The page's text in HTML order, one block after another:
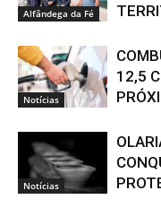
Alfândega da Fé
Notícias
12,5
Notícias